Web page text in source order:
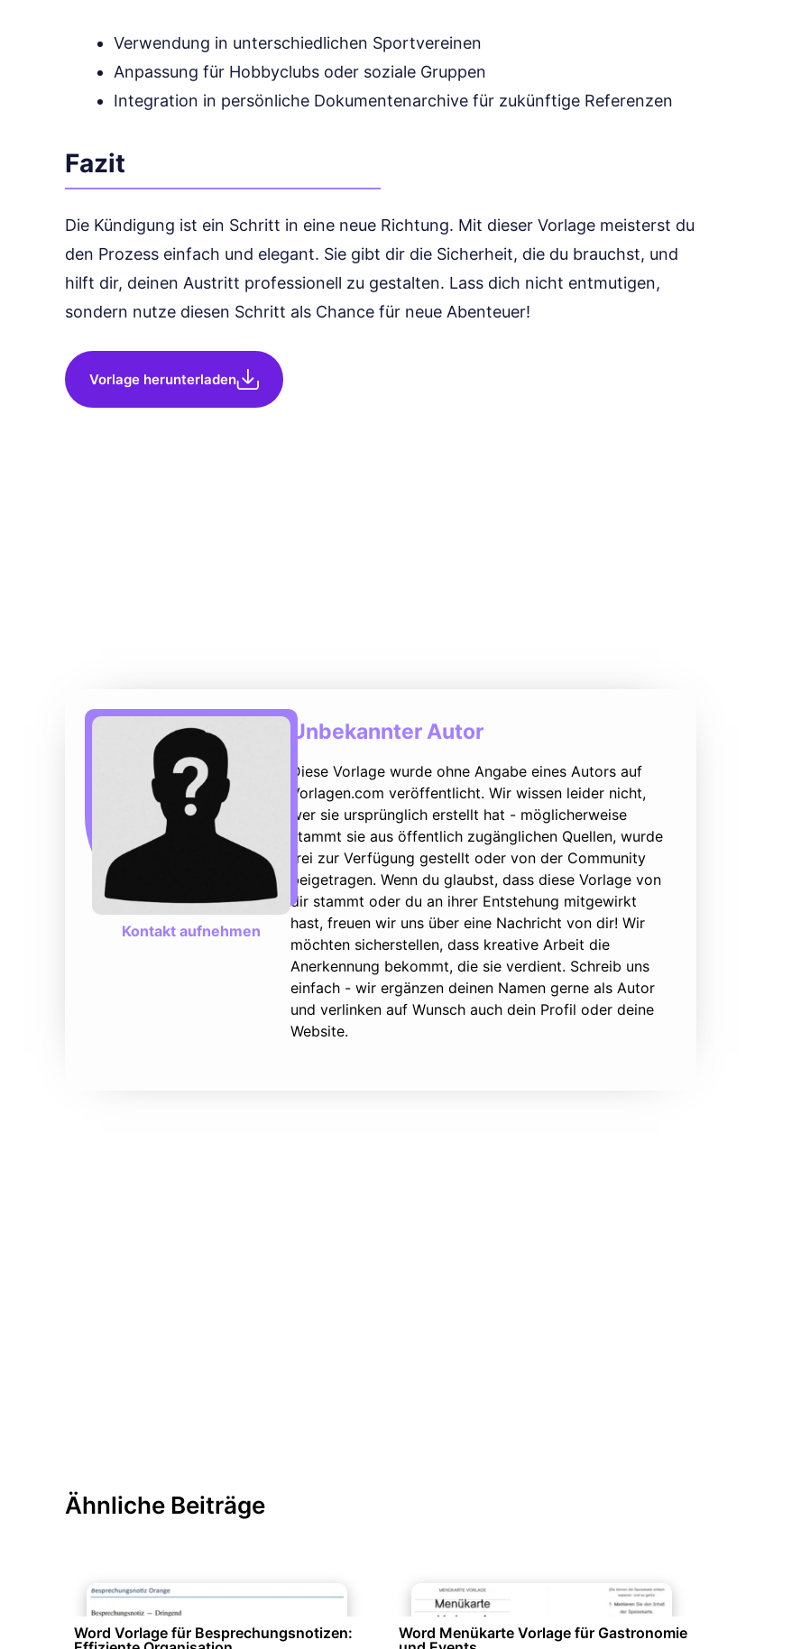
Verwendung in unterschiedlichen Sportvereinen
Anpassung für Hobbyclubs oder soziale Gruppen
Integration in persönliche Dokumentenarchive für zukünftige Referenzen
Fazit
Die Kündigung ist ein Schritt in eine neue Richtung. Mit dieser Vorlage meisterst du
den Prozess einfach und elegant. Sie gibt dir die Sicherheit, die du brauchst, und
hilft dir, deinen Austritt professionell zu gestalten. Lass dich nicht entmutigen,
sondern nutze diesen Schritt als Chance für neue Abenteuer!
Vorlage herunterladen
Kontakt aufnehmen
Unbekannter Autor
Diese Vorlage wurde ohne Angabe eines Autors auf
Vorlagen.com veröffentlicht. Wir wissen leider nicht,
wer sie ursprünglich erstellt hat - möglicherweise
stammt sie aus öffentlich zugänglichen Quellen, wurde
frei zur Verfügung gestellt oder von der Community
beigetragen. Wenn du glaubst, dass diese Vorlage von
dir stammt oder du an ihrer Entstehung mitgewirkt
hast, freuen wir uns über eine Nachricht von dir! Wir
möchten sicherstellen, dass kreative Arbeit die
Anerkennung bekommt, die sie verdient. Schreib uns
einfach - wir ergänzen deinen Namen gerne als Autor
und verlinken auf Wunsch auch dein Profil oder deine
Website.
Ähnliche Beiträge
Word Vorlage für Besprechungsnotizen:
Word Menükarte Vorlage für Gastronomie